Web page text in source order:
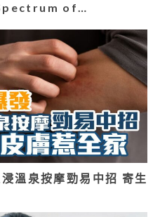
of…
溫泉按摩勁易中招 寄生